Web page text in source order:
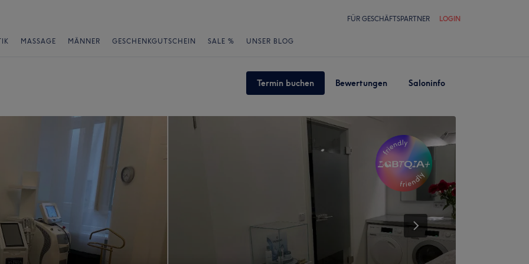
FÜR GESCHÄFTSPARTNER LOGIN
MASSAGE MÄNNER GESCHENKGUTSCHEIN SALE % UNSER BLOG
Termin buchen Bewertungen Saloninfo